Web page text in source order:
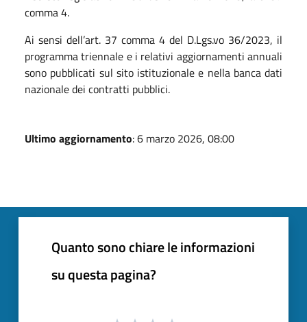
comma 4.
Ai sensi dell’art. 37 comma 4 del D.Lgs.vo 36/2023, il
programma triennale e i relativi aggiornamenti annuali
sono pubblicati sul sito istituzionale e nella banca dati
nazionale dei contratti pubblici.
Ultimo aggiornamento: 6 marzo 2026, 08:00
Quanto sono chiare le informazioni
su questa pagina?